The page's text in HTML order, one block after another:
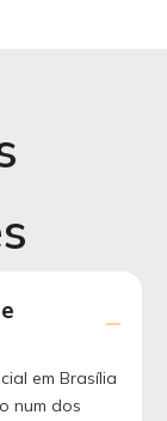
em Brasília
num dos